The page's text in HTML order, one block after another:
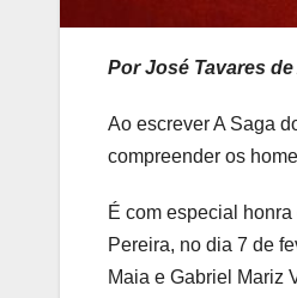
Por José Tavares
Ao escrever A Saga
compreender os
É com especial
Pereira, no dia 7 de
Maia e Gabriel Mariz